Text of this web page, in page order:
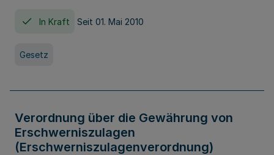
In Kraft Seit 01. Mai 2010
Gesetz
Verordnung über die Gewährung von
Erschwerniszulagen
(Erschwerniszulagenverordnung)